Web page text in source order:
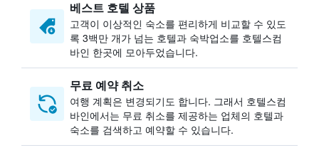
베스트 호텔 상품
고객이 이상적인 숙소를 편리하게 비교할 수 있도
록 3백만 개가 넘는 호텔과 숙박업소를 호텔스컴
바인 한곳에 모아두었습니다.
무료 예약 취소
여행 계획은 변경되기도 합니다. ​그래서 호텔스컴
바인에서는 무료 취소를 제공하는 업체의 호텔과
숙소를 검색하고 예약할 수 있습니다.